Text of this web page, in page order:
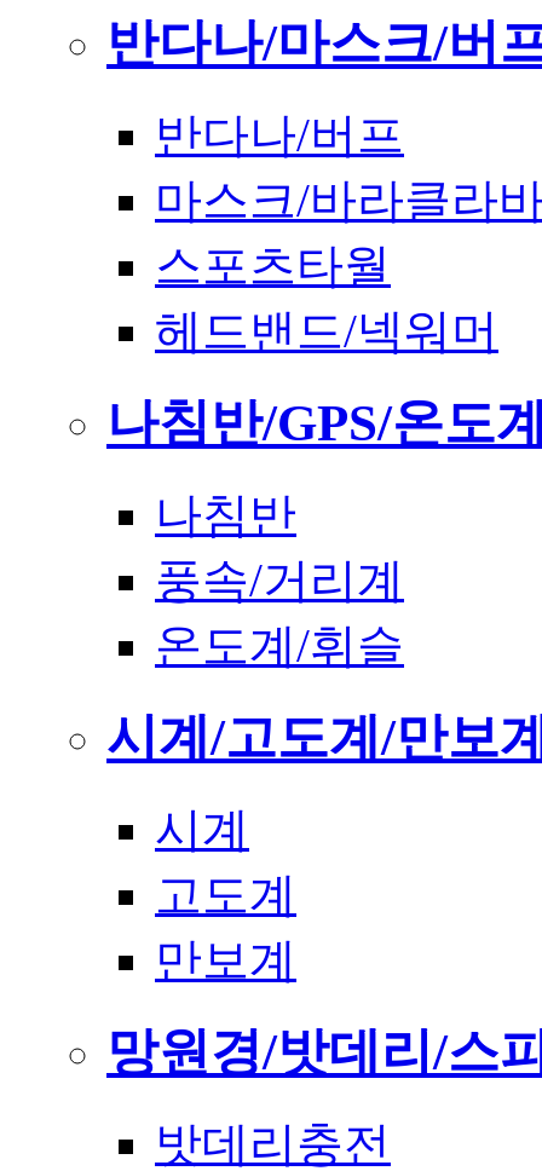
반다나/마스크/버
반다나/버프
마스크/바라클라
스포츠타월
헤드밴드/넥워머
나침반/GPS/온도
나침반
풍속/거리계
온도계/휘슬
시계/고도계/만보
시계
고도계
만보계
망원경/밧데리/스
밧데리충전